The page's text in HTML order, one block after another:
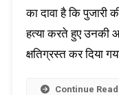
का दावा है कि
हत्या करते हुए उनकी
क्षतिग्रस्त कर दिया
Continue